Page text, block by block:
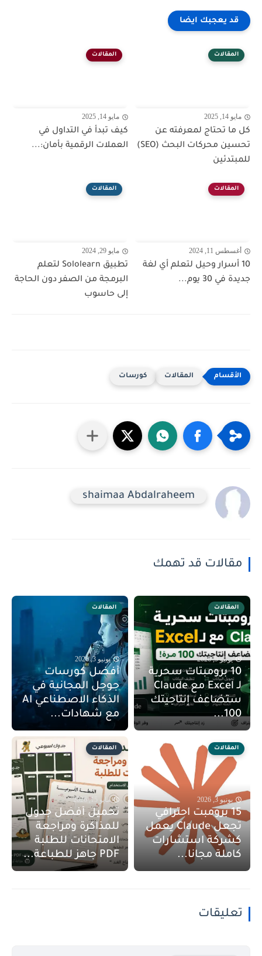
قد يعجبك ايضا
المقالات
مايو 14, 2025
كل ما تحتاج لمعرفته عن
تحسين محركات البحث (SEO)
للمبتدئين
المقالات
مايو 14, 2025
كيف تبدأ في التداول في
العملات الرقمية بأمان:...
المقالات
أغسطس 11, 2024
10 أسرار وحيل لتعلم أي لغة
جديدة في 30 يوم...
المقالات
مايو 29, 2024
تطبيق Sololearn لتعلم
البرمجة من الصفر دون الحاجة
إلى حاسوب
المقالات كورسات
shaimaa Abdalraheem
مقالات قد تهمك
المقالات
يونيو 9, 2026
10 برومبتات سحرية
لـ Excel مع Claude
ستضاعف إنتاجيتك
100...
المقالات
يونيو 3, 2026
أفضل كورسات
جوجل المجانية في
الذكاء الاصطناعي AI
مع شهادات...
المقالات
يونيو 3, 2026
15 برومبت احترافي
تجعل Claude يعمل
كشركة استشارات
كاملة مجانا...
المقالات
مايو 15, 2026
تحميل أفضل جدول
للمذاكرة ومراجعة
الامتحانات للطلبة
PDF جاهز للطباعة...
تعليقات